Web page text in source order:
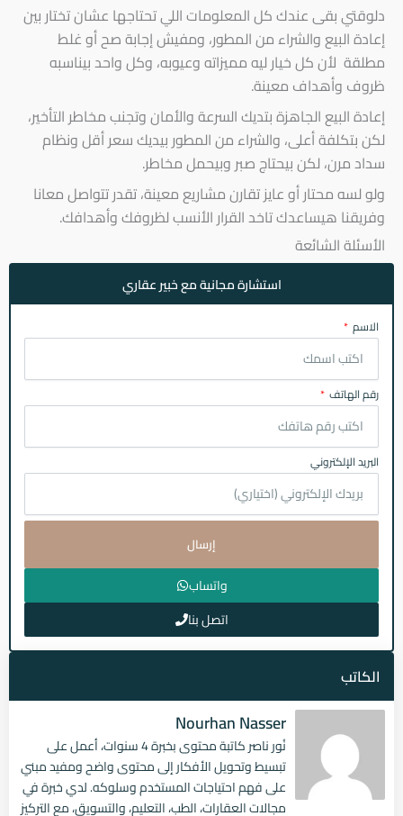
دلوقتي بقى عندك كل المعلومات اللي تحتاجها عشان تختار بين
إعادة البيع والشراء من المطور، ومفيش إجابة صح أو غلط
مطلقة لأن كل خيار ليه مميزاته وعيوبه، وكل واحد بيناسبه
ظروف وأهداف معينة.
إعادة البيع الجاهزة بتديك السرعة والأمان وتجنب مخاطر التأخير،
لكن بتكلفة أعلى، والشراء من المطور بيديك سعر أقل ونظام
سداد مرن، لكن بيحتاج صبر وبيحمل مخاطر.
ولو لسه محتار أو عايز تقارن مشاريع معينة، تقدر تتواصل معانا
وفريقنا هيساعدك تاخد القرار الأنسب لظروفك وأهدافك.
الأسئلة الشائعة
استشارة مجانية مع خبير عقاري
الاسم
رقم الهاتف
البريد الإلكتروني
إرسال
واتساب
اتصل بنا
الكاتب
Nourhan Nasser
نُور ناصر كاتبة محتوى بخبرة 4 سنوات، أعمل على
تبسيط وتحويل الأفكار إلى محتوى واضح ومفيد مبني
على فهم احتياجات المستخدم وسلوكه. لدي خبرة في
مجالات العقارات، الطب، التعليم، والتسويق، مع التركيز